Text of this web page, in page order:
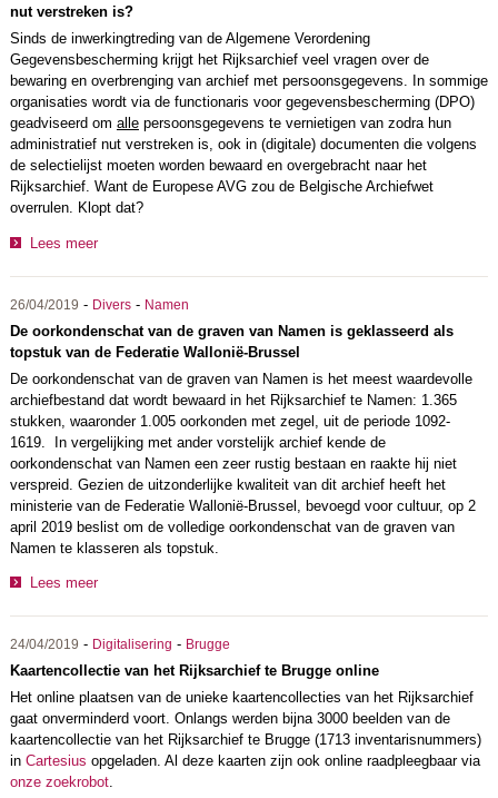
nut verstreken is?
Sinds de inwerkingtreding van de Algemene Verordening
Gegevensbescherming krijgt het Rijksarchief veel vragen over de
bewaring en overbrenging van archief met persoonsgegevens. In sommige
organisaties wordt via de functionaris voor gegevensbescherming (DPO)
geadviseerd om allepersoonsgegevens te vernietigen van zodra hun
administratief nut verstreken is, ook in (digitale) documenten die volgens
de selectielijst moeten worden bewaard en overgebracht naar het
Rijksarchief. Want de Europese AVG zou de Belgische Archiefwet
overrulen. Klopt dat?
Lees meer
26/04/2019 - Divers- Namen
De oorkondenschat van de graven van Namen is geklasseerd als
topstuk van de Federatie Wallonië-Brussel
De oorkondenschat van de graven van Namen is het meest waardevolle
archiefbestand dat wordt bewaard in het Rijksarchief te Namen: 1.365
stukken, waaronder 1.005 oorkonden met zegel, uit de periode 1092-
1619. In vergelijking met ander vorstelijk archief kende de
oorkondenschat van Namen een zeer rustig bestaan en raakte hij niet
verspreid. Gezien de uitzonderlijke kwaliteit van dit archief heeft het
ministerie van de Federatie Wallonië-Brussel, bevoegd voor cultuur, op 2
april 2019 beslist om de volledige oorkondenschat van de graven van
Namen te klasseren als topstuk.
Lees meer
24/04/2019 - Digitalisering - Brugge
Kaartencollectie van het Rijksarchief te Brugge online
Het online plaatsen van de unieke kaartencollecties van het Rijksarchief
gaat onverminderd voort. Onlangs werden bijna 3000 beelden van de
kaartencollectie van het Rijksarchief te Brugge (1713 inventarisnummers)
in Cartesius opgeladen. Al deze kaarten zijn ook online raadpleegbaar via
onze zoekrobot.